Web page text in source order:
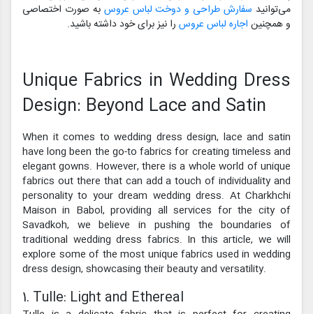
می‌توانید سفارش طراحی و دوخت لباس عروس به صورت اختصاصی
و همچنین اجاره لباس عروس را نیز برای خود داشته باشید.
Unique Fabrics in Wedding Dress
Design: Beyond Lace and Satin
When it comes to wedding dress design, lace and satin
have long been the go-to fabrics for creating timeless and
elegant gowns. However, there is a whole world of unique
fabrics out there that can add a touch of individuality and
personality to your dream wedding dress. At Charkhchi
Maison in Babol, providing all services for the city of
Savadkoh, we believe in pushing the boundaries of
traditional wedding dress fabrics. In this article, we will
explore some of the most unique fabrics used in wedding
dress design, showcasing their beauty and versatility.
1. Tulle: Light and Ethereal